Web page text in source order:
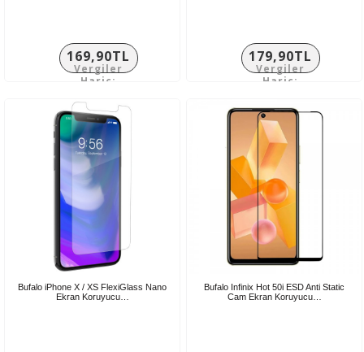
169,90TL
Vergiler
Hariç:
179,90TL
Vergiler
Hariç:
Bufalo iPhone X / XS FlexiGlass Nano
Ekran Koruyucu…
Bufalo Infinix Hot 50i ESD Anti Static
Cam Ekran Koruyucu…